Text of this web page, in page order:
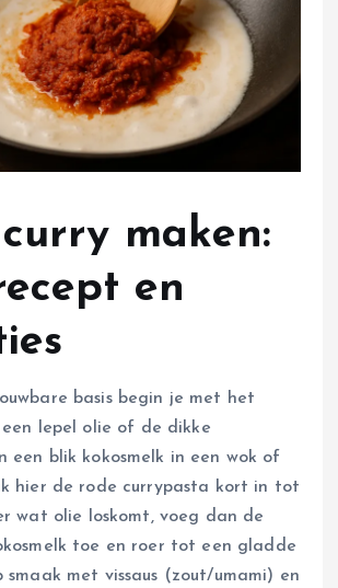
maken:
en
basis begin je met het
lepel olie of de dikke
een blik kokosmelk in een wok of
hier de rode currypasta kort in tot
wat olie loskomt, voeg dan de
toe en roer tot een gladde
smaak met vissaus (zout/umami) en